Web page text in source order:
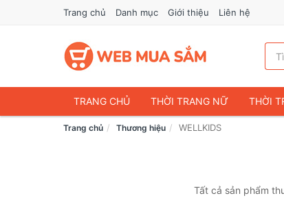
Trang chủ Danh mục Giới thiệu Liên hệ
TRANG CHỦ THỜI TRANG NỮ THỜI
ĐIỆN THOẠI & PHỤ KIỆN DU LỊCH & HÀNH
VĂN PHÒNG
Trang chủ Thương hiệu WELLKIDS
Tất cả sản phẩm